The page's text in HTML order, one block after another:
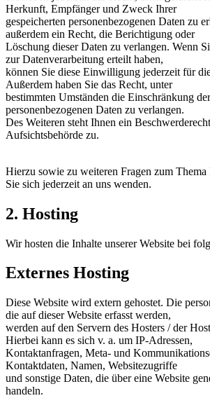
Herkunft, Empfänger und Zweck Ihrer
gespeicherten personenbezogenen Daten zu
außerdem ein Recht, die Berichtigung oder
Löschung dieser Daten zu verlangen. Wenn
zur Datenverarbeitung erteilt haben,
können Sie diese Einwilligung jederzeit für
Außerdem haben Sie das Recht, unter
bestimmten Umständen die Einschränkung
personenbezogenen Daten zu verlangen.
Des Weiteren steht Ihnen ein
Aufsichtsbehörde zu.
Hierzu sowie zu weiteren Fragen zum Thema
Sie sich jederzeit an uns wenden.
2. Hosting
Wir hosten die Inhalte unserer Website bei
Externes Hosting
Diese Website wird extern gehostet. Die
die auf dieser Website erfasst werden,
werden auf den Servern des Hosters / der
Hierbei kann es sich v. a. um IP-Adressen,
Kontaktanfragen, Meta- und
Kontaktdaten, Namen, Websitezugriffe
und sonstige Daten, die über eine Website
handeln.